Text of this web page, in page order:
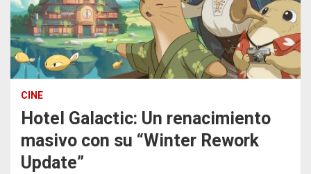
CINE
Hotel Galactic: Un renacimiento
masivo con su “Winter Rework
Update”